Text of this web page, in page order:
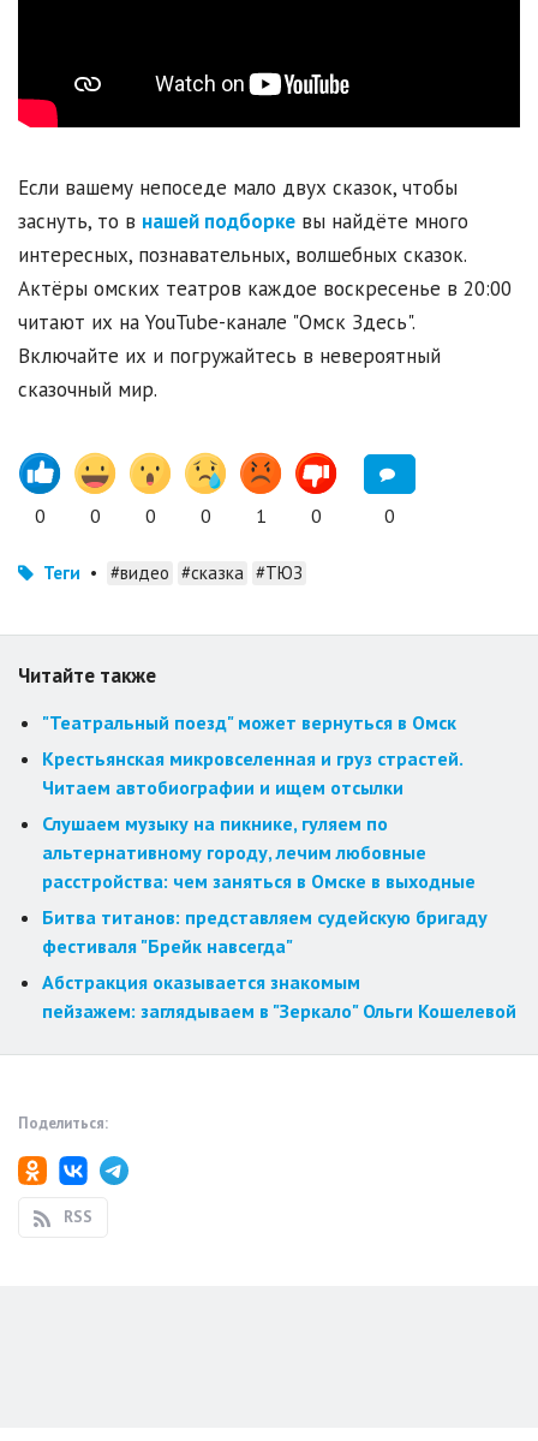
Если вашему непоседе мало двух сказок, чтобы
заснуть, то в нашей подборке вы найдёте много
интересных, познавательных, волшебных сказок.
Актёры омских театров каждое воскресенье в 20:00
читают их на YouTube-канале "Омск Здесь".
Включайте их и погружайтесь в невероятный
сказочный мир.
0 0 0 0 1 0 0
Теги • #видео #сказка #ТЮЗ
Читайте также
"Театральный поезд" может вернуться в Омск
Крестьянская микровселенная и груз страстей.
Читаем автобиографии и ищем отсылки
Слушаем музыку на пикнике, гуляем по
альтернативному городу, лечим любовные
расстройства: чем заняться в Омске в выходные
Битва титанов: представляем судейскую бригаду
фестиваля "Брейк навсегда"
Абстракция оказывается знакомым
пейзажем: заглядываем в "Зеркало" Ольги Кошелевой
Поделиться:
RSS